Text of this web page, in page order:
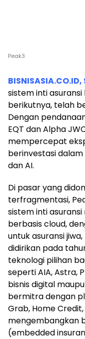
Peak3
BISNISASIA.CO.ID,
sistem inti asuransi
berikutnya, telah
Dengan
EQT dan Alpha
mempercepat
berinvestasi
dan AI.
Di pasar yang
terfragmentasi,
sistem inti
berbasis cloud,
untuk asuransi
didirikan pada
teknologi pilihan
seperti AIA, Astra,
bisnis digital
bermitra dengan
Grab, Home
mengembangkan
(embedded